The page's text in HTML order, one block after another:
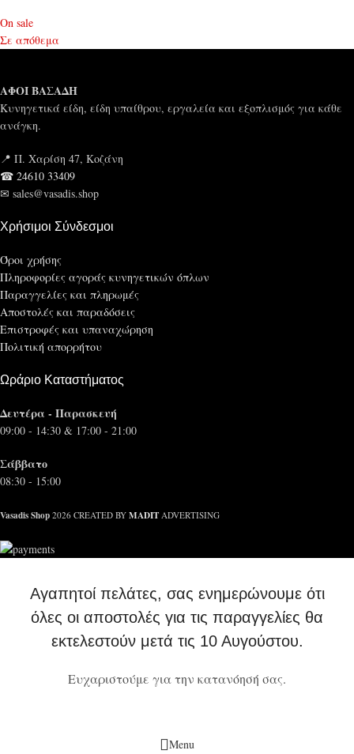
On sale
Σε απόθεμα
ΑΦΟΙ ΒΑΣΑΔΗ
Κυνηγετικά είδη, είδη υπαίθρου, εργαλεία και εξοπλισμός για κάθε
ανάγκη.
📍 Π. Χαρίση 47, Κοζάνη
☎ 24610 33409
✉ sales@vasadis.shop
Χρήσιμοι Σύνδεσμοι
Όροι χρήσης
Πληροφορίες αγοράς κυνηγετικών όπλων
Παραγγελίες και πληρωμές
Αποστολές και παραδόσεις
Επιστροφές και υπαναχώρηση
Πολιτική απορρήτου
Ωράριο Καταστήματος
Δευτέρα - Παρασκευή
09:00 - 14:30 & 17:00 - 21:00
Σάββατο
08:30 - 15:00
Vasadis Shop 2026 CREATED BY MADIT ADVERTISING
Αγαπητοί πελάτες, σας ενημερώνουμε ότι
όλες οι αποστολές για τις παραγγελίες θα
εκτελεστούν μετά τις 10 Αυγούστου.
Ευχαριστούμε για την κατανόησή σας.
Menu